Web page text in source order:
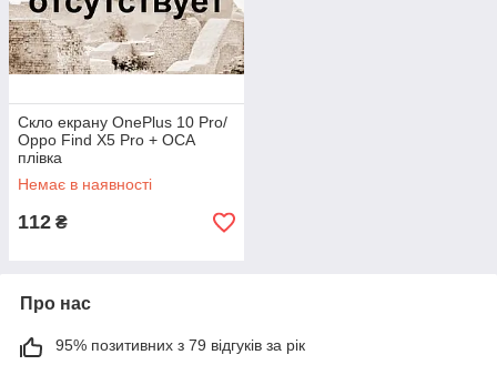
Скло екрану OnePlus 10 Pro/
Oppo Find X5 Pro + OCA
плівка
Немає в наявності
112 ₴
Про нас
95% позитивних з 79 відгуків за рік